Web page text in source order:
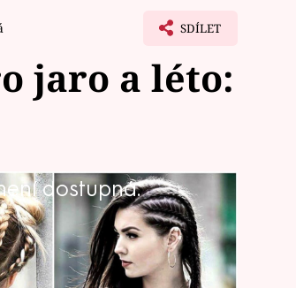
SDÍLET
jaro a léto:
dostupná.
tak ještě než vyrazíte ke
podívejte se na
naprosto